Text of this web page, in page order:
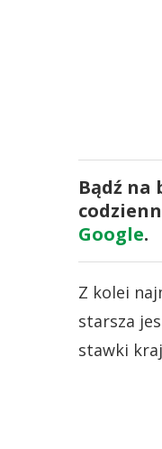
Bądź na
Google.
Z kolei
starsza
stawki